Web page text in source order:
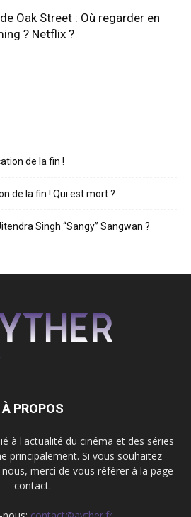
Oak Street : Où regarder en
? Netflix ?
de la fin !
de la fin ! Qui est mort ?
Singh “Sangy” Sangwan ?
À PROPOS
à l'actualité du cinéma et des séries
principalement. Si vous souhaitez
merci de vous référer à la page
contact.